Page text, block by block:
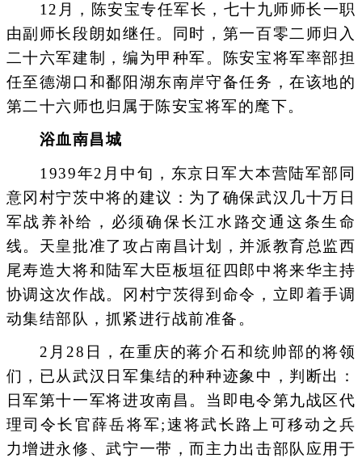
12月，陈安宝专任军长，七十九师师长一职
由副师长段朗如继任。同时，第一百零二师归入
二十六军建制，编为甲种军。陈安宝将军率部担
任至德湖口和鄱阳湖东南岸守备任务，在该地的
第二十六师也归属于陈安宝将军的麾下。
浴血南昌城
1939年2月中旬，东京日军大本营陆军部同
意冈村宁茨中将的建议：为了确保武汉几十万日
军战养补给，必须确保长江水路交通这条生命
线。天皇批准了攻占南昌计划，并派教育总监西
尾寿造大将和陆军大臣板垣征四郎中将来华主持
协调这次作战。冈村宁茨得到命令，立即着手调
动集结部队，抓紧进行战前准备。
2月28日，在重庆的蒋介石和统帅部的将领
们，已从武汉日军集结的种种迹象中，判断出：
日军第十一军将进攻南昌。当即电令第九战区代
理司令长官薛岳将军;速将武长路上可移动之兵
力增进永修、武宁一带，而主力出击部队应用于